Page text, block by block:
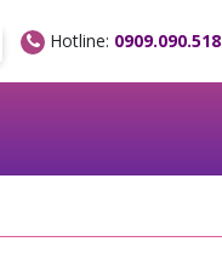
Hotline: 0909.090.518